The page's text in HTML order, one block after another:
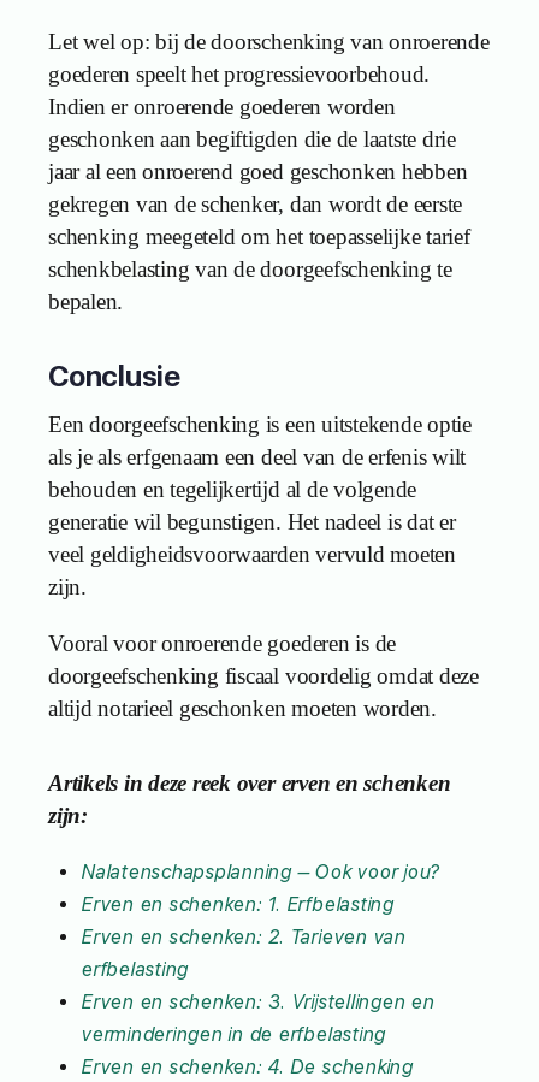
Let wel op: bij de doorschenking van onroerende
goederen speelt het progressievoorbehoud.
Indien er onroerende goederen worden
geschonken aan begiftigden die de laatste drie
jaar al een onroerend goed geschonken hebben
gekregen van de schenker, dan wordt de eerste
schenking meegeteld om het toepasselijke tarief
schenkbelasting van de doorgeefschenking te
bepalen.
Conclusie
Een doorgeefschenking is een uitstekende optie
als je als erfgenaam een deel van de erfenis wilt
behouden en tegelijkertijd al de volgende
generatie wil begunstigen. Het nadeel is dat er
veel geldigheidsvoorwaarden vervuld moeten
zijn.
Vooral voor onroerende goederen is de
doorgeefschenking fiscaal voordelig omdat deze
altijd notarieel geschonken moeten worden.
Artikels in deze reek over erven en schenken
zijn:
Nalatenschapsplanning – Ook voor jou?
Erven en schenken: 1. Erfbelasting
Erven en schenken: 2. Tarieven van
erfbelasting
Erven en schenken: 3. Vrijstellingen en
verminderingen in de erfbelasting
Erven en schenken: 4. De schenking